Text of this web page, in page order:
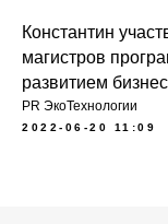
Константин
магистров
развитием
PR ЭкоТехнологии
2022-06-20 11:09